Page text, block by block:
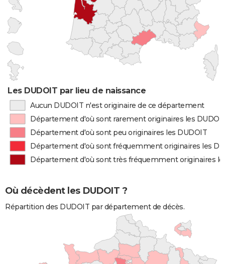
Les DUDOIT par lieu de naissance
Aucun DUDOIT n'est originaire de ce département
Département d'où sont rarement originaires les
Département d'où sont peu originaires les DUDOIT
Département d'où sont fréquemment originaires les
Département d'où sont très fréquemment originaires
Où décèdent les DUDOIT ?
Répartition des DUDOIT par département de décès.